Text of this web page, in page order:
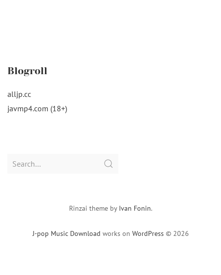
Blogroll
alljp.cc
javmp4.com (18+)
Search
J-pop Music Download works on WordPress © 2026
Rinzai theme by Ivan Fonin.